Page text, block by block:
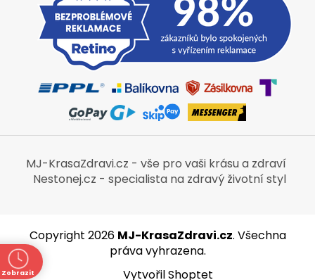
MJ-KrasaZdravi.cz - vše pro vaši krásu a zdraví
Nestonej.cz - specialista na zdravý životní styl
Vytvořil Shoptet
Copyright 2026 MJ-KrasaZdravi.cz. Všechna
práva vyhrazena.
Zobrazit